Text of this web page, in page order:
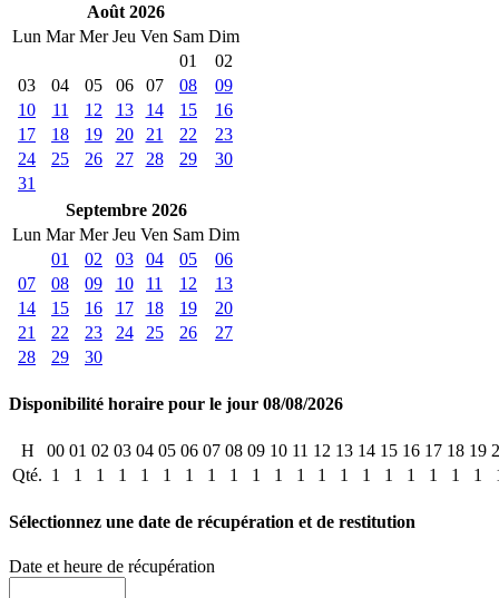
Août 2026
Lun Mar Mer Jeu Ven Sam Dim
01
02
03
04 05 06 07 08
09
10
11 12 13 14 15
16
17
18 19 20 21 22
23
24
25 26 27 28 29
30
31
Septembre 2026
Lun Mar Mer Jeu Ven Sam Dim
01
02 03 04 05
06
07
08 09 10 11 12
13
14
15 16 17 18 19
20
21
22 23 24 25 26
27
28
29 30
Disponibilité horaire pour le jour 08/08/2026
H 00 01 02 03 04 05 06 07 08 09 10 11 12 13 14 15 16 17 18 19
Qté. 1 1 1 1 1 1 1 1 1 1 1 1 1 1 1 1 1 1 1 1
Sélectionnez une date de récupération et de restitution
Date et heure de récupération